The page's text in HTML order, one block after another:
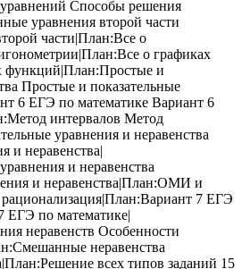
Способы решения
уравнения второй части
части|План:Все о
о графиках
функций|План:Простые и
Простые и показательные
6 ЕГЭ по математике Вариант 6
интервалов Метод
уравнения и неравенства
и неравенства|
и неравенства
и неравенства|План:ОМИ и
7 ЕГЭ
ЕГЭ по математике|
неравенств Особенности
неравенства
всех типов заданий 15